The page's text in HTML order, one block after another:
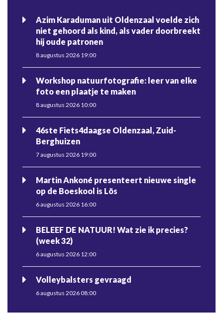
Azim Karaduman uit Oldenzaal voelde zich
niet gehoord als kind, als vader doorbreekt
hij oude patronen
8 augustus 2026 19:00
Workshop natuurfotografie: leer van elke
foto een plaatje te maken
8 augustus 2026 10:00
46ste Fiets4daagse Oldenzaal, Zuid-
Berghuizen
7 augustus 2026 19:00
Martin Ankoné presenteert nieuwe single
op de Boeskool is Lös
6 augustus 2026 16:00
BELEEF DE NATUUR! Wat zie ik precies?
(week 32)
6 augustus 2026 12:00
Volleybalsters gevraagd
6 augustus 2026 08:00